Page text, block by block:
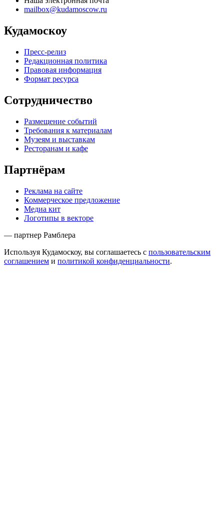
mailbox@kudamoscow.ru
Кудамоскоу
Пресс-релиз
Редакционная политика
Правовая информация
Формат ресурса
Сотрудничество
Размещение событий
Требования к материалам
Музеям и выставкам
Ресторанам и кафе
Партнёрам
Реклама на сайте
Коммерческое предложение
Медиа кит
Логотипы в векторе
— партнер Рамблера
Используя Кудамоскоу, вы соглашаетесь с пользовательским
соглашением и политикой конфиденциальности.